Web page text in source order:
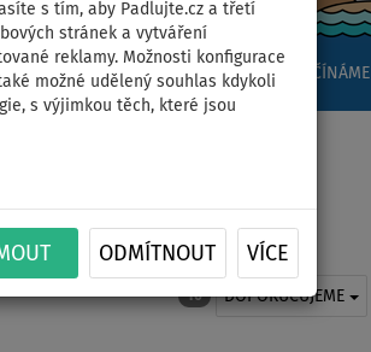
s tím, aby Padlujte.cz a třetí
stránek a vytváření
reklamy. Možnosti konfigurace
možné udělený souhlas kdykoli
s výjimkou těch, které jsou
ODMÍTNOUT VÍCE
OBLEČENÍ PŘÍSLUŠENSTVÍ ZAČÍNÁME
10 DOPORUČUJEME